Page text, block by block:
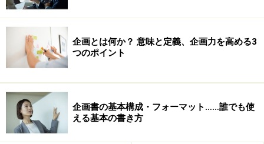
企画とは何か？ 意味と定義、企画力を高める3
つのポイント
企画書の基本構成・フォーマット……誰でも使
える基本の書き方